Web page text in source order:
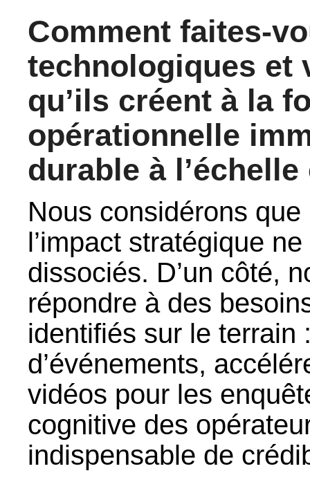
Comment faites-
technologiques et
qu’ils créent à la
opérationnelle
durable à
Nous considérons
l’impact stratégique
dissociés. D’un côté,
répondre à des
identifiés sur le terrain
d’événements,
vidéos pour les
cognitive des
indispensable de